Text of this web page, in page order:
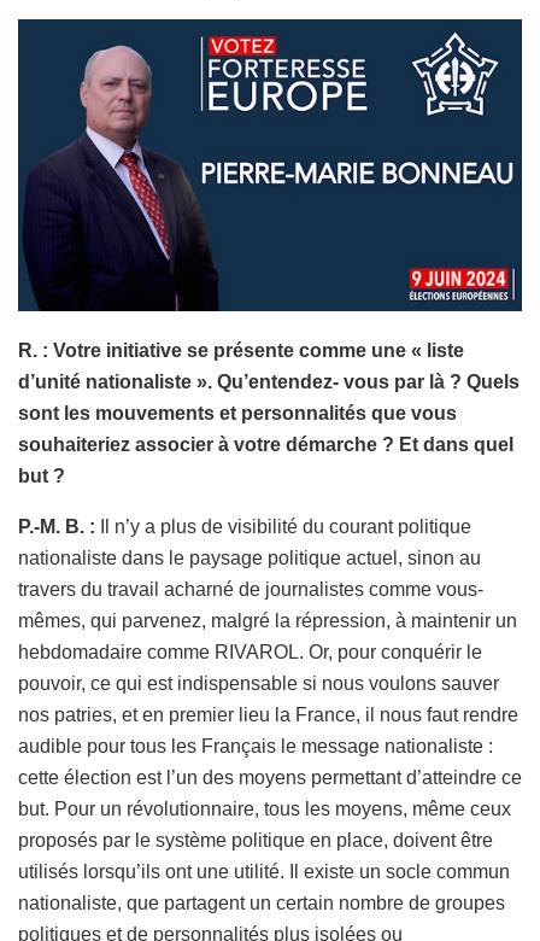
R. : Votre initiative se présente comme une « liste
d’unité nationaliste ». Qu’entendez- vous par là ? Quels
sont les mouvements et personnalités que vous
souhaiteriez associer à votre démarche ? Et dans quel
but ?
P.-M. B. : Il n’y a plus de visibilité du courant politique
nationaliste dans le paysage politique actuel, sinon au
travers du travail acharné de journalistes comme vous-
mêmes, qui parvenez, malgré la répression, à maintenir un
hebdomadaire comme RIVAROL. Or, pour conquérir le
pouvoir, ce qui est indispensable si nous voulons sauver
nos patries, et en premier lieu la France, il nous faut rendre
audible pour tous les Français le message nationaliste :
cette élection est l’un des moyens permettant d’atteindre ce
but. Pour un révolutionnaire, tous les moyens, même ceux
proposés par le système politique en place, doivent être
utilisés lorsqu’ils ont une utilité. Il existe un socle commun
nationaliste, que partagent un certain nombre de groupes
politiques et de personnalités plus isolées ou